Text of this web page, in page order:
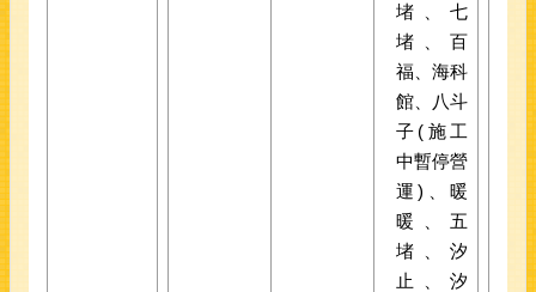
堵、七
堵、百
福、海科
館、八斗
子(施工
中暫停營
運)、暖
暖、五
堵、汐
止、汐